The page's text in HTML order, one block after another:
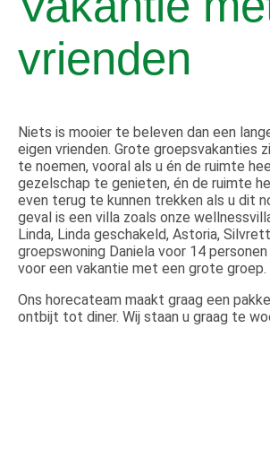
vrienden
Niets is mooier te beleven dan een
eigen vrienden. Grote groepsvakanties
te noemen, vooral als u én de ruimte
gezelschap te genieten, én de ruimte
even terug te kunnen trekken als u dit
geval is een villa zoals onze
Linda, Linda geschakeld, Astoria,
groepswoning Daniela voor 14
voor een vakantie met een grote groep.
Ons horecateam maakt graag een
ontbijt tot diner. Wij staan u graag te